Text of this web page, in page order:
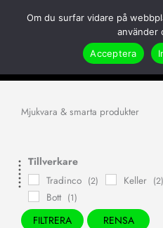
Produkter Arbetsplats
Mjukvara & smarta produkter
Tillverkare
Tradinco (2) Keller (2)
Bott (1)
FILTRERA RENSA
Om du surfar vidare på
använder
Acceptera